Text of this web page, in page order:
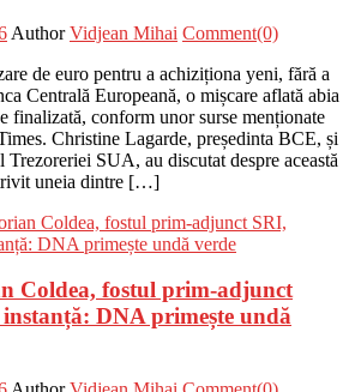
Author Vidjean Mihai Comment(0)
de euro pentru a achiziționa yeni, fără a
Centrală Europeană, o mișcare aflată abia
finalizată, conform unor surse menționate
Christine Lagarde, președinta BCE, și
Trezoreriei SUA, au discutat despre această
uneia dintre […]
Coldea, fostul prim-adjunct
DNA primește undă